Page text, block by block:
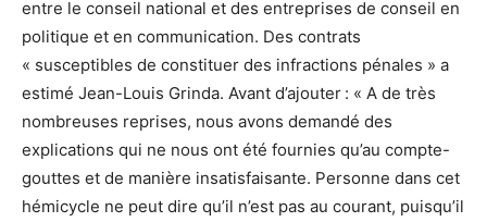
entre le conseil national et des entreprises de conseil en
politique et en communication. Des contrats
« susceptibles de constituer des infractions pénales » a
estimé Jean-Louis Grinda. Avant d’ajouter : « A de très
nombreuses reprises, nous avons demandé des
explications qui ne nous ont été fournies qu’au compte-
gouttes et de manière insatisfaisante. Personne dans cet
hémicycle ne peut dire qu’il n’est pas au courant, puisqu’il